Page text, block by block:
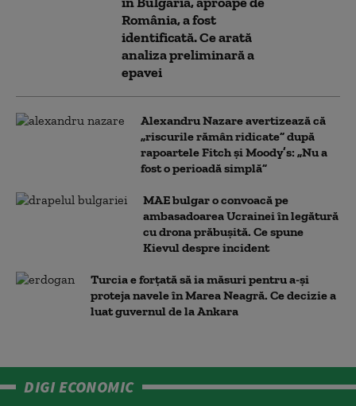
România, a fost
identificată. Ce arată
analiza preliminară a
epavei
Alexandru Nazare avertizează că
„riscurile rămân ridicate” după
rapoartele Fitch și Moody’s: „Nu a
fost o perioadă simplă”
MAE bulgar o convoacă pe
ambasadoarea Ucrainei în legătură
cu drona prăbuşită. Ce spune
Kievul despre incident
Turcia e forțată să ia măsuri pentru a-și
proteja navele în Marea Neagră. Ce decizie a
luat guvernul de la Ankara
DIGI ECONOMIC